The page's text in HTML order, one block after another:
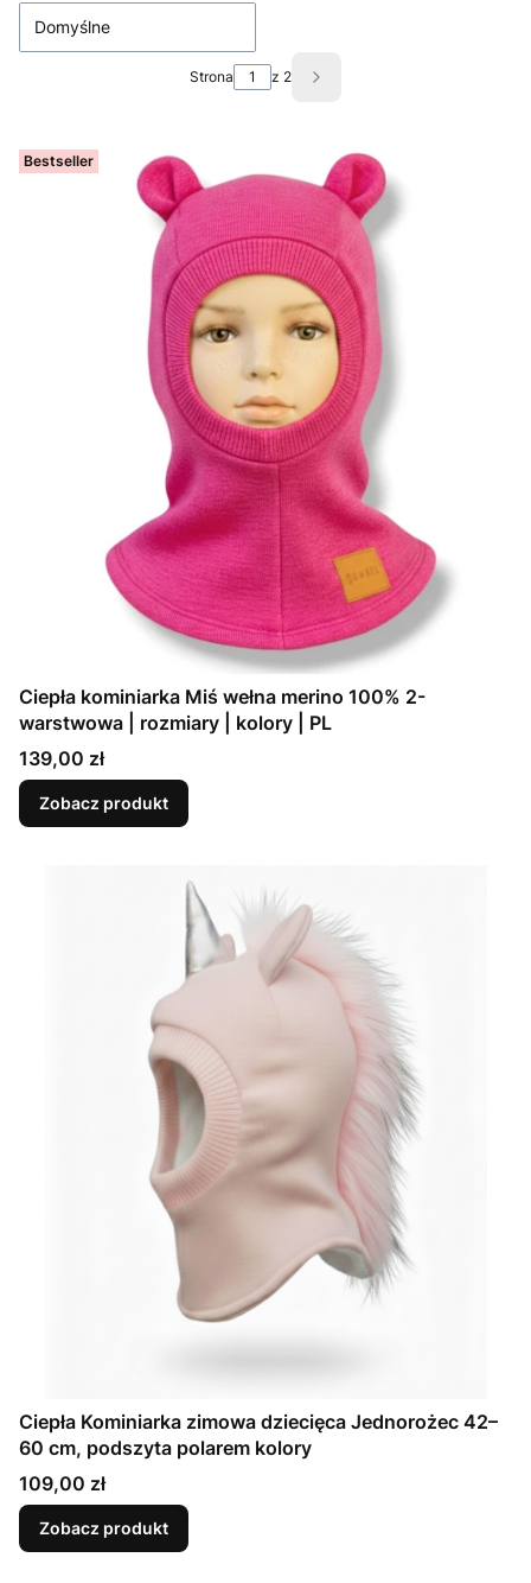
Domyślne
Strona z 2 Następne produkty
Bestseller
Ciepła kominiarka Miś wełna merino 100% 2-
warstwowa | rozmiary | kolory | PL
Cena
139,00 zł
Zobacz produkt
Ciepła Kominiarka zimowa dziecięca Jednorożec 42–
60 cm, podszyta polarem kolory
Cena
109,00 zł
Zobacz produkt